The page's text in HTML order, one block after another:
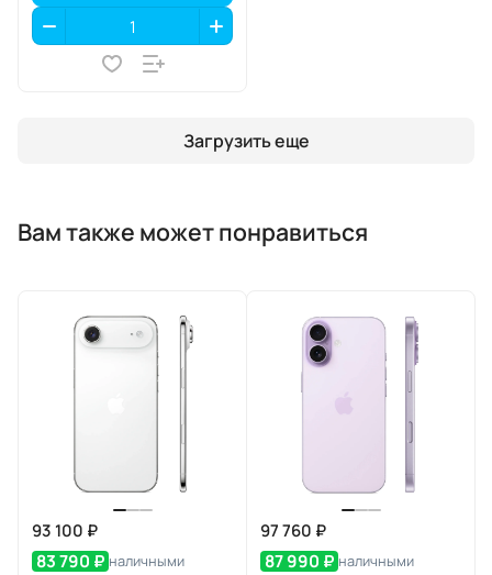
Загрузить еще
Вам также может понравиться
93 100 ₽
83 790 ₽ наличными
97 760 ₽
87 990 ₽ наличными